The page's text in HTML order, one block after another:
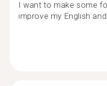
I want to make some
improve my English